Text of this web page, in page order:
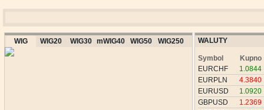
WIG WIG20 WIG30 mWIG40 WIG50 WIG250 WALUTY
Symbol
Kupno
EURCHF
1.0844
EURPLN
4.3840
EURUSD
1.0920
GBPUSD
1.2369